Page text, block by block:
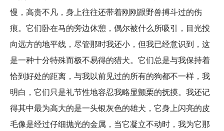
慢，高贵不凡，身上往往还带着刚刚跟野兽搏斗过的伤
痕。它们卧在马的旁边休憩，偶尔被什么所吸引，目光投
向远方的地平线，尽管那时我还小，但我已经意识到，这
是一种十分特殊而极不易得的猎犬。它们总是与我保持着
恰到好处的距离，与我以前见过的所有的狗都不一样，我
明白，它们只是礼节性地容忍我略显颤栗的抚摸。我还记
得其中最为高大的是一头银灰色的雄犬，它身上闪亮的皮
毛像是经过仔细抛光的金属，当它凝立不动时，我为它那